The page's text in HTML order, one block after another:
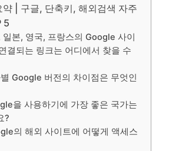
약 | 구글, 단축키, 해외검색 자주
5
일본, 영국, 프랑스의 Google 사이
결되는 링크는 어디에서 찾을 수
Google 버전의 차이점은 무엇인
을 사용하기에 가장 좋은 국가는
?
의 해외 사이트에 어떻게 액세스